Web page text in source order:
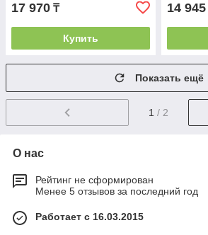
17 970 ₸
Купить
14 945
Показать ещё
1 / 2
О нас
Рейтинг не сформирован
Менее 5 отзывов за последний год
Работает с 16.03.2015